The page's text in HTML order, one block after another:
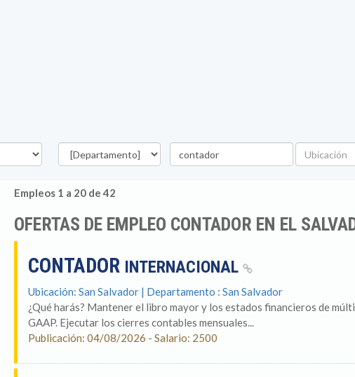
Departamento
Palabra
clave
Ubicación
Empleos 1 a 20 de 42
OFERTAS DE EMPLEO CONTADOR EN EL
CONTADORINTERNACIONAL
Ubicación: San Salvador | Departamento : San Salvador
¿Qué harás? Mantener el libro mayor y los estados financieros de
GAAP. Ejecutar los cierres contables mensuales...
Publicación: 04/08/2026 - Salario: 2500